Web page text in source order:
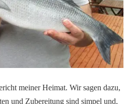
meiner Heimat. Wir sagen dazu,
und Zubereitung sind simpel und,